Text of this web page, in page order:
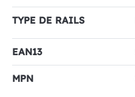
TYPE DE RAILS
EAN13
MPN